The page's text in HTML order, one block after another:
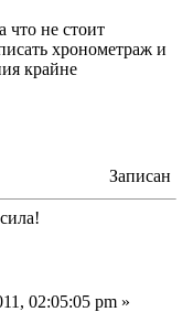
что не стоит
хронометраж и
крайне
Записан
02:05:05 pm »